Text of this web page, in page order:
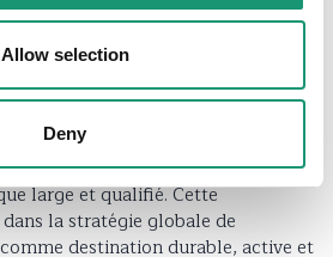
Allow selection
Deny
forte en Suisse
avec leTages-Anzeiger
du canton de Vaud auprès
large et qualifié. Cette
la stratégie globale de
destination durable, active et